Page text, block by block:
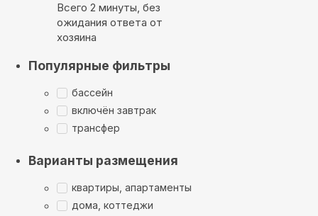
Всего 2 минуты, без
ожидания ответа от
хозяина
Популярные фильтры
бассейн
включён завтрак
трансфер
Варианты размещения
квартиры, апартаменты
дома, коттеджи